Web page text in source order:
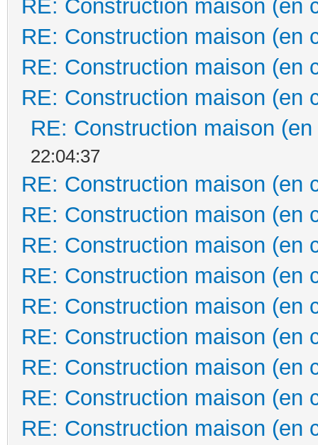
RE: Construction maison (en
RE: Construction maison (en
RE: Construction maison (en
RE: Construction maison (en
RE: Construction maison
22:04:37
RE: Construction maison (en
RE: Construction maison (en
RE: Construction maison (en
RE: Construction maison (en
RE: Construction maison (en
RE: Construction maison (en
RE: Construction maison (en
RE: Construction maison (en
RE: Construction maison (en